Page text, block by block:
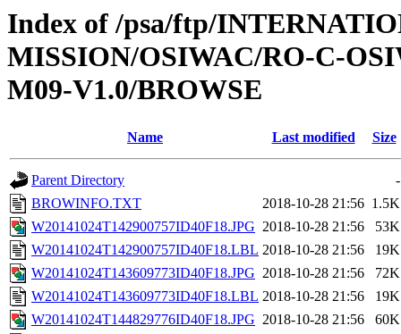
Index of /psa/ftp/
MISSION/OSIWAC/RO-C-
M09-V1.0/BROWSE
Name Last modified Size
Parent Directory
-
BROWINFO.TXT
2018-10-28 21:56 1.5K
W20141024T142900757ID40F18.JPG 2018-10-28 21:56
53K
W20141024T142900757ID40F18.LBL 2018-10-28 21:56
19K
W20141024T143609773ID40F18.JPG 2018-10-28 21:56
72K
W20141024T143609773ID40F18.LBL 2018-10-28 21:56
19K
W20141024T144829776ID40F18.JPG 2018-10-28 21:56
60K